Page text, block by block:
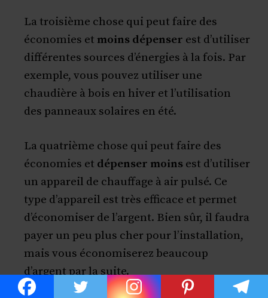
La troisième chose qui peut faire des
économies et moins dépenser est d’utiliser
différentes sources d’énergies à la fois. Par
exemple, vous pouvez utiliser une
chaudière à bois en hiver et l’utilisation
des panneaux solaires en été.
La quatrième chose qui peut faire des
économies et dépenser moins est d’utiliser
un appareil de chauffage à air pulsé. Ce
type d’appareil est très efficace et permet
d’économiser de l’argent. Bien sûr, il faudra
payer un peu plus cher pour l’installation,
mais vous économiserez beaucoup
d’argent par la suite.